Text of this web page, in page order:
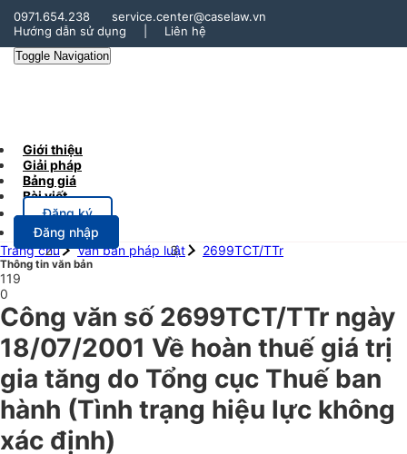
0971.654.238
service.center@caselaw.vn
Hướng dẫn sử dụng
Liên hệ
Toggle Navigation
Giới thiệu
Giải pháp
Bảng giá
Bài viết
Đăng ký
Đăng nhập
Trang chủ
Văn bản pháp luật 2699TCT/TTr
Thông tin văn bản
119
0
Công văn số 2699TCT/TTr ngày
18/07/2001 Về hoàn thuế giá trị
gia tăng do Tổng cục Thuế ban
hành (Tình trạng hiệu lực không
xác định)